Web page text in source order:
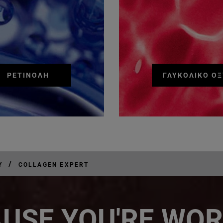
ΡΕΤΙΝΌΛΗ ΓΛΥΚΟΛΙΚΌ
/ COLLAGEN EXPERT